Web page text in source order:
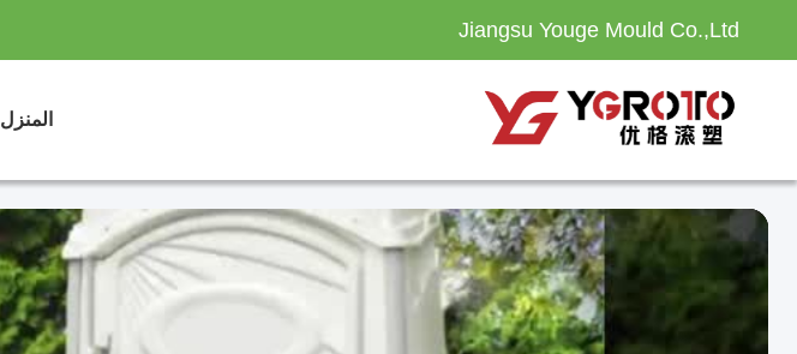
Jiangsu Youge Mould Co.,Ltd
المنزل